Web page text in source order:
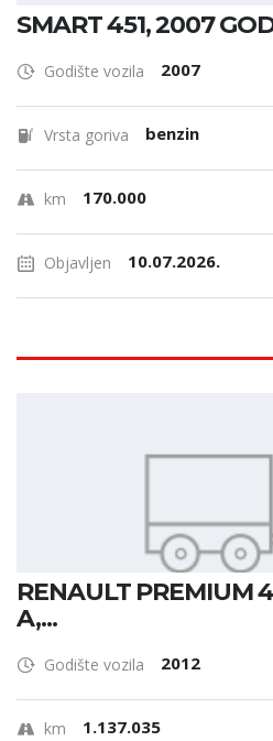
SMART 451, 2007
Godište vozila 2007
Vrsta goriva benzin
km 170.000
Objavljen 10.07.2026.
RENAULT PREMIUM
A,...
Godište vozila 2012
km 1.137.035